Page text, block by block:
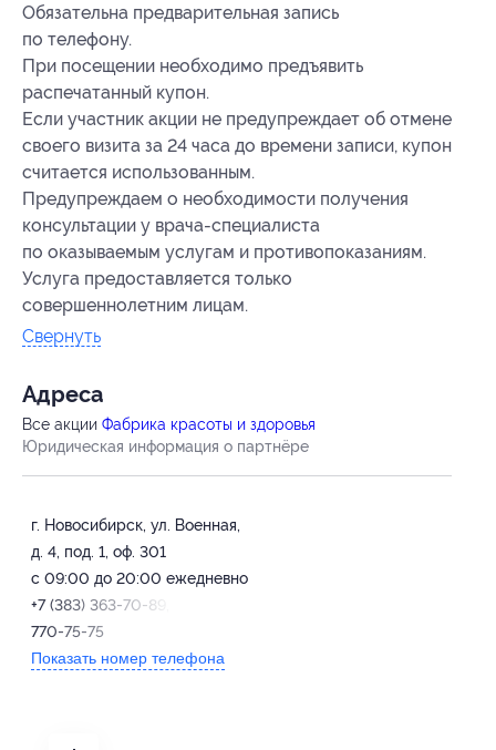
Обязательна предварительная запись
по телефону.
При посещении необходимо предъявить
распечатанный купон.
Если участник акции не предупреждает об отмене
своего визита за 24 часа до времени записи, купон
считается использованным.
Предупреждаем о необходимости получения
консультации у врача-специалиста
по оказываемым услугам и противопоказаниям.
Услуга предоставляется только
совершеннолетним лицам.
Свернуть
Адресa
Все акции Фабрика красоты и здоровья
Юридическая информация о партнёре
г. Новосибирск, ул. Военная,
д. 4, под. 1, оф. 301
с 09:00 до 20:00 ежедневно
+7 (383) 363-70-89, +7 (913)
770-75-75
Показать номер телефона